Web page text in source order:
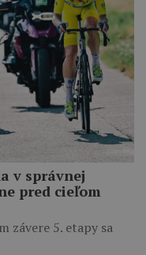
v správnej
pred cieľom
závere 5. etapy sa